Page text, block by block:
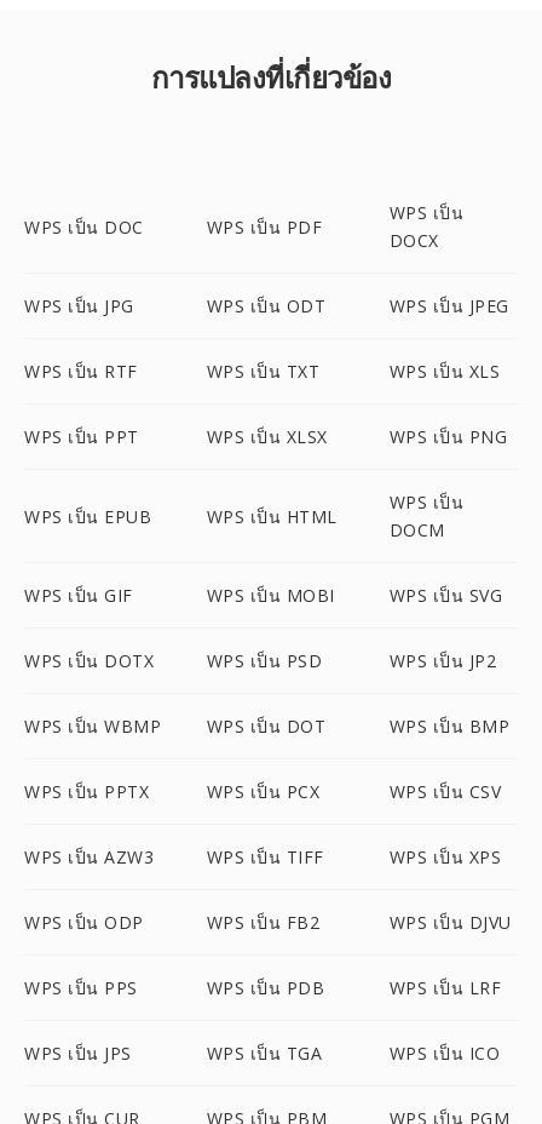
การแปลงที่เกี่ยวข้อง
WPS เป็น DOC WPS เป็น PDF
WPS เป็น
DOCX
WPS เป็น JPG WPS เป็น ODT WPS เป็น JPEG
WPS เป็น RTF WPS เป็น TXT WPS เป็น XLS
WPS เป็น PPT WPS เป็น XLSX WPS เป็น PNG
WPS เป็น EPUB WPS เป็น HTML
WPS เป็น
DOCM
WPS เป็น GIF WPS เป็น MOBI WPS เป็น SVG
WPS เป็น DOTX WPS เป็น PSD WPS เป็น JP2
WPS เป็น WBMP WPS เป็น DOT WPS เป็น BMP
WPS เป็น PPTX WPS เป็น PCX WPS เป็น CSV
WPS เป็น AZW3 WPS เป็น TIFF WPS เป็น XPS
WPS เป็น ODP WPS เป็น FB2 WPS เป็น DJVU
WPS เป็น PPS WPS เป็น PDB WPS เป็น LRF
WPS เป็น JPS WPS เป็น TGA WPS เป็น ICO
WPS เป็น CUR WPS เป็น PBM WPS เป็น PGM